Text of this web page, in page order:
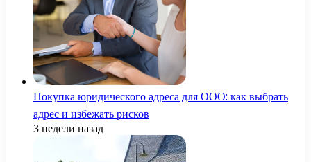
Покупка юридического адреса для ООО: как выбрать
адрес и избежать рисков
3 недели назад